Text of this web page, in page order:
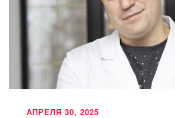
АПРЕЛЯ 30, 2025